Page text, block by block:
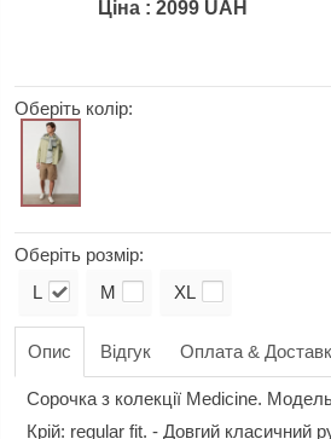
Ціна : 2099 UAH
Оберіть колір:
Оберіть розмір:
L M XL
Опис Відгук Оплата &
Сорочка з колекції Medicine.
Крій: regular fit. - Довгий класичний